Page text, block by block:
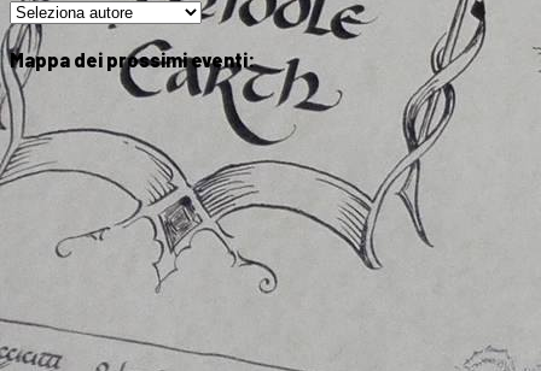
Mappa dei prossimi eventi: